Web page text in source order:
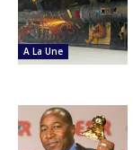
A La Une